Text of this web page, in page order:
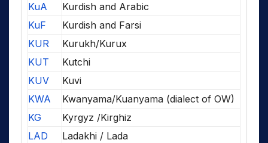
KuA
Kurdish and Arabic
KuF
Kurdish and Farsi
KUR
Kurukh/Kurux
KUT
Kutchi
KUV
Kuvi
KWA
Kwanyama/Kuanyama (dialect of OW)
KG
Kyrgyz /Kirghiz
LAD
Ladakhi / Lada